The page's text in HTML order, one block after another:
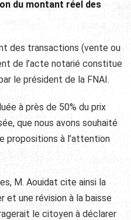
du montant réel des
des transactions (vente ou
de l’acte notarié constitue
le président de la FNAI.
à près de 50% du prix
que nous avons souhaité
propositions à l’attention
M. Aouidat cite ainsi la
et une révision à la baisse
le citoyen à déclarer